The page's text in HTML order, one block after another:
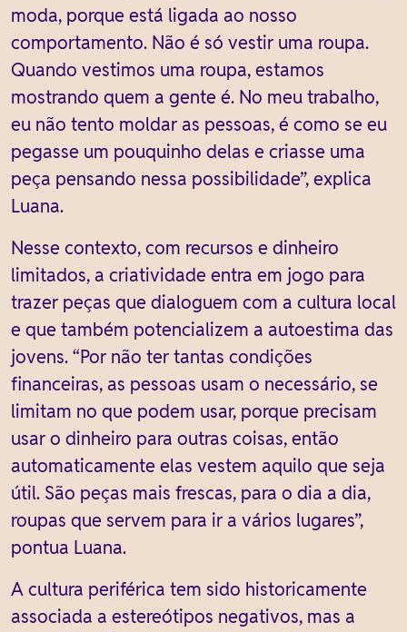
moda, porque está ligada ao nosso
comportamento. Não é só vestir uma roupa.
Quando vestimos uma roupa, estamos
mostrando quem a gente é. No meu trabalho,
eu não tento moldar as pessoas, é como se eu
pegasse um pouquinho delas e criasse uma
peça pensando nessa possibilidade”, explica
Luana.
Nesse contexto, com recursos e dinheiro
limitados, a criatividade entra em jogo para
trazer peças que dialoguem com a cultura local
e que também potencializem a autoestima das
jovens. “Por não ter tantas condições
financeiras, as pessoas usam o necessário, se
limitam no que podem usar, porque precisam
usar o dinheiro para outras coisas, então
automaticamente elas vestem aquilo que seja
útil. São peças mais frescas, para o dia a dia,
roupas que servem para ir a vários lugares”,
pontua Luana.
A cultura periférica tem sido historicamente
associada a estereótipos negativos, mas a